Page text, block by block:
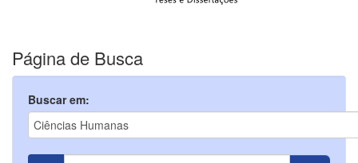
Página de Busca
Buscar em: